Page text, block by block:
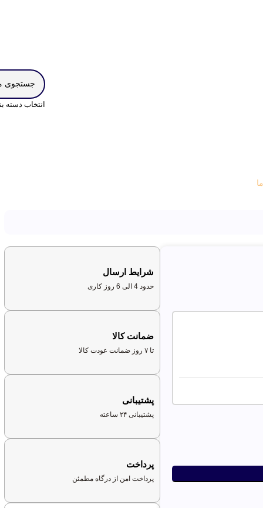
انتخاب دسته
شرایط ارسال
حدود 4 الی 6 روز کاری
ضمانت کالا
تا ۷ روز ضمانت عودت کالا
پشتیبانی
پشتیبانی ۲۴ ساعته
پرداخت
پرداخت امن از درگاه مطمئن